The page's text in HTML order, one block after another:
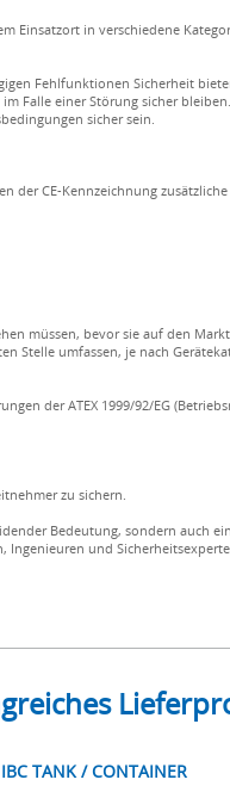
Einsatzort in verschiedene
Fehlfunktionen Sicherheit
Falle einer Störung sicher bleiben.
sicher sein.
der CE-Kennzeichnung
müssen, bevor sie auf den
Stelle umfassen, je nach
der ATEX 1999/92/EG
zu sichern.
Bedeutung, sondern auch
und
IBC TANK / CONTAINER